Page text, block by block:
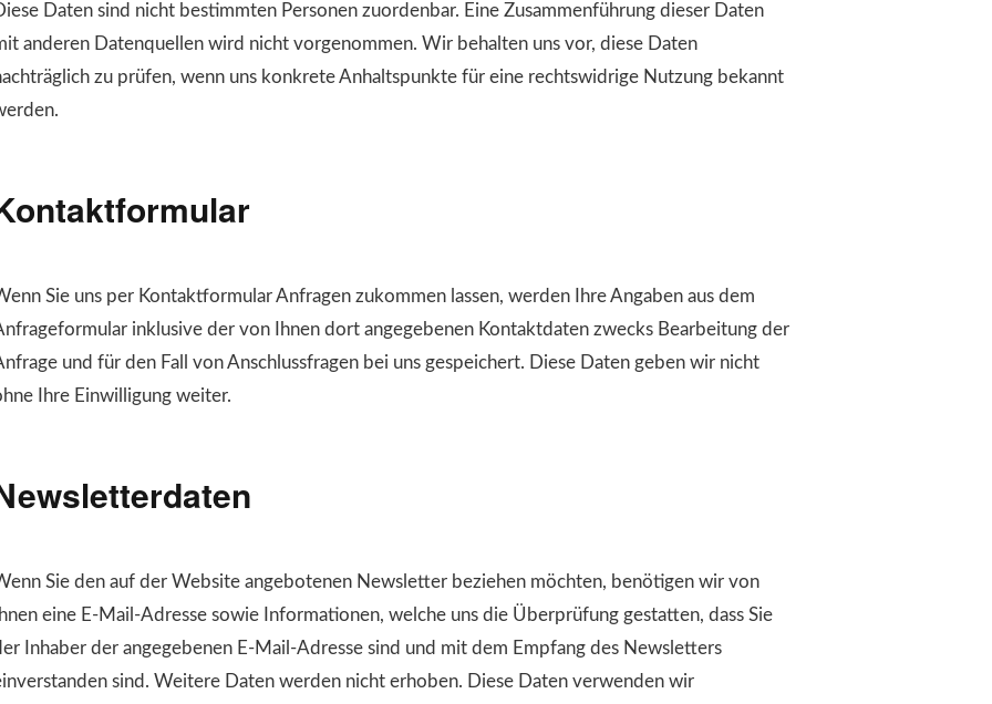
Daten sind nicht bestimmten Personen zuordenbar. Eine Zusammenführung dieser Daten
anderen Datenquellen wird nicht vorgenommen. Wir behalten uns vor, diese Daten
zu prüfen, wenn uns konkrete Anhaltspunkte für eine rechtswidrige Nutzung bekannt
Sie uns per Kontaktformular Anfragen zukommen lassen, werden Ihre Angaben aus dem
inklusive der von Ihnen dort angegebenen Kontaktdaten zwecks Bearbeitung der
und für den Fall von Anschlussfragen bei uns gespeichert. Diese Daten geben wir nicht
Ihre Einwilligung weiter.
Sie den auf der Website angebotenen Newsletter beziehen möchten, benötigen wir von
eine E-Mail-Adresse sowie Informationen, welche uns die Überprüfung gestatten, dass Sie
Inhaber der angegebenen E-Mail-Adresse sind und mit dem Empfang des Newsletters
sind. Weitere Daten werden nicht erhoben. Diese Daten verwenden wir